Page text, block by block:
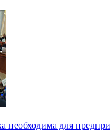
для